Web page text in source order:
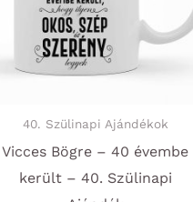
40. Szülinapi Ajándékok
Vicces Bögre – 40 évembe
került – 40. Szülinapi